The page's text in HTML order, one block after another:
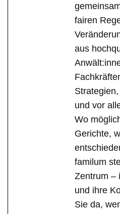
fairen
aus
und vor
Wo
Gerichte,
familum
Zentrum –
und ihre
Sie da,